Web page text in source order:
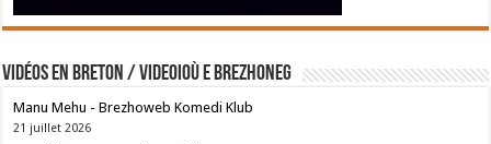
Vidéos en breton / Videoioù e brezhoneg
Manu Mehu - Brezhoweb Komedi Klub
21 juillet 2026